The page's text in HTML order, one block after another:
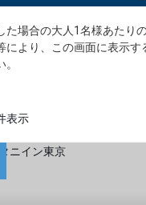
場合の大人1名様あた
より、この画面に表示
表示